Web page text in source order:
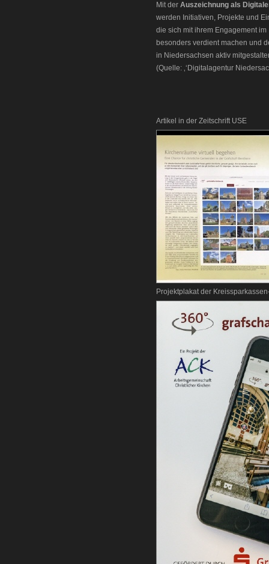
Mit der Auszeichnung als
werden Initiativen, Projekte und
die sich mit ihrem Engagement
besonders verdient machen und
in Niedersachsen aktiv
(Quelle: ‚‘Digitalagentur
Artikel in der Zeitschrift USE
Projektplakat der